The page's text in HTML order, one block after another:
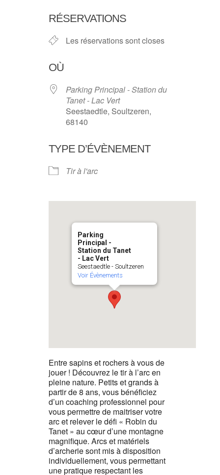
RÉSERVATIONS
Les réservations sont closes
OÙ
Parking Principal - Station du
Tanet - Lac Vert
Seestaedtle, Soultzeren,
68140
TYPE D’ÉVÈNEMENT
Tir à l'arc
Parking
Principal -
Station du Tanet
- Lac Vert
Seestaedtle - Soultzeren
Voir Évènements
Entre sapins et rochers à vous de
jouer ! Découvrez le tir à l’arc en
pleine nature. Petits et grands à
partir de 8 ans, vous bénéficiez
d’un coaching professionnel pour
vous permettre de maitriser votre
arc et relever le défi « Robin du
Tanet » au cœur d’une montagne
magnifique. Arcs et matériels
d’archerie sont mis à disposition
individuellement, vous permettant
une pratique respectant les